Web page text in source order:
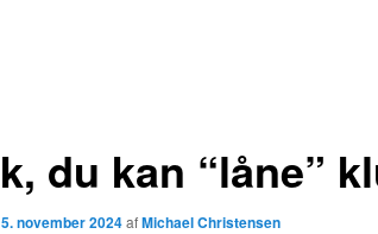
du kan “låne”
5. november 2024afMichael Christensen